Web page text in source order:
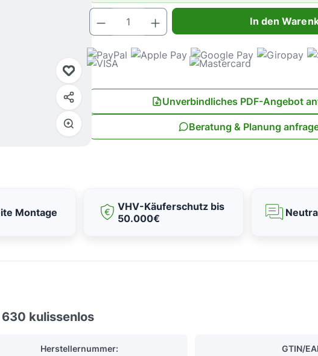
Produkt Anzahl: Gib den
In den
Unverbindliches PDF-Angebot
Beratung & Planung
Montage
VHV-Käuferschutz bis
50.000€
kulissenlos
Herstellernummer: GTIN/